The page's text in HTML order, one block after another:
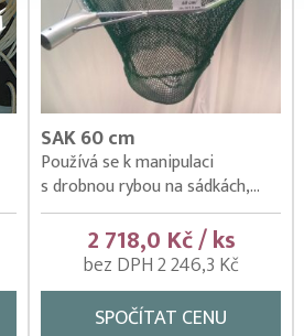
SAK 60 cm
Používá se k manipulaci
s drobnou rybou na sádkách,...
2 718,0 Kč / ks
bez DPH 2 246,3 Kč
SPOČÍTAT CENU